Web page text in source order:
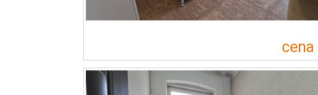
cena